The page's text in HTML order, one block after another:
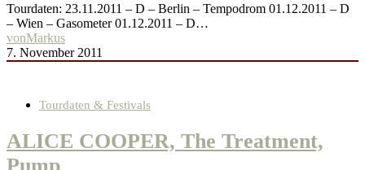
Tourdaten: 23.11.2011 – D – Berlin – Tempodrom 01.12.2011 – D
– Wien – Gasometer 01.12.2011 – D…
vonMarkus
7. November 2011
Tourdaten & Festivals
ALICE COOPER, The Treatment,